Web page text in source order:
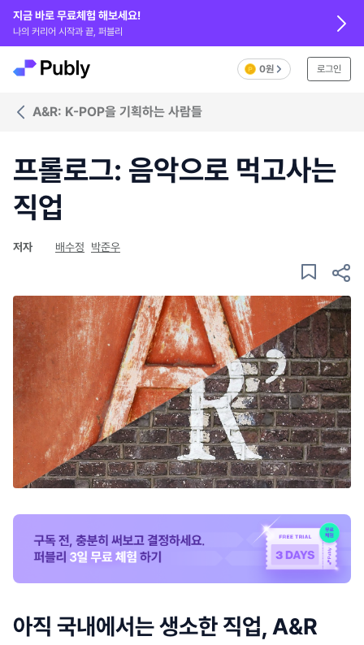
지금 바로 무료체험 해보세요!
나의 커리어 시작과 끝, 퍼블리
0원 로그인
A&R: K-POP을 기획하는 사람들
프롤로그: 음악으로 먹고사는
직업
저자 배수정 박준우
아직 국내에서는 생소한 직업, A&R